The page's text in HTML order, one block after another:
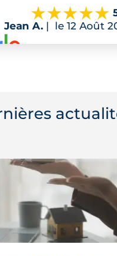
Jean A. | le 12 Août